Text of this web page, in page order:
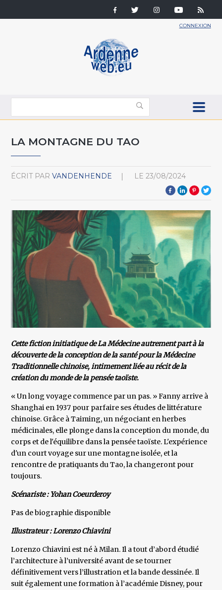
CONNEXION
LA MONTAGNE DU TAO
ÉCRIT PAR VANDENHENDE LE 23/08/2024
Cette fiction initiatique de La Médecine autrement part à la
découverte de la conception de la santé pour la Médecine
Traditionnelle chinoise, intimement liée au récit de la
création du monde de la pensée taoïste.
« Un long voyage commence par un pas. » Fanny arrive à
Shanghai en 1937 pour parfaire ses études de littérature
chinoise. Grâce à Taiming, un négociant en herbes
médicinales, elle plonge dans la conception du monde, du
corps et de l'équilibre dans la pensée taoïste. L'expérience
d'un court voyage sur une montagne isolée, et la
rencontre de pratiquants du Tao, la changeront pour
toujours.
Scénariste : Yohan Coeurderoy
Pas de biographie disponible
Illustrateur : Lorenzo Chiavini
Lorenzo Chiavini est né à Milan. Il a tout d’abord étudié
l’architecture à l’université avant de se tourner
définitivement vers l’illustration et la bande dessinée. Il
suit également une formation à l’académie Disney, pour